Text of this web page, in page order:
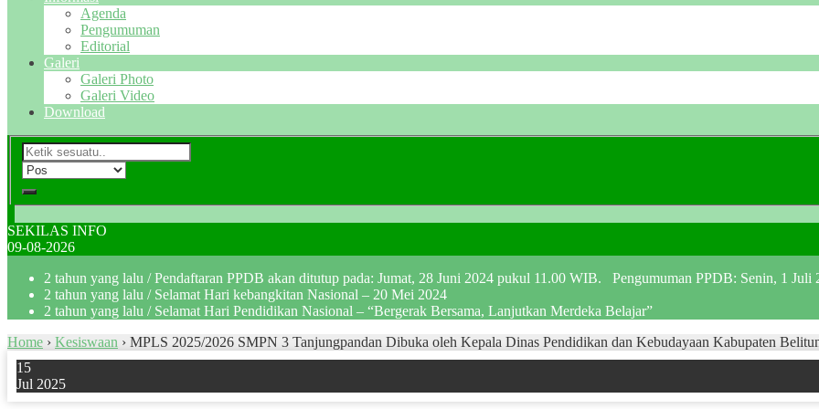
Agenda
Pengumuman
Editorial
Galeri
Galeri Photo
Galeri Video
Download
SEKILAS INFO
09-08-2026
2 tahun yang lalu / Pendaftaran PPDB akan ditutup pada: Jumat, 28 Juni 2024 pukul 11.00 WIB. Pengumuman PPDB: Senin, 1 Juli
2 tahun yang lalu / Selamat Hari kebangkitan Nasional – 20 Mei 2024
2 tahun yang lalu / Selamat Hari Pendidikan Nasional – “Bergerak Bersama, Lanjutkan Merdeka Belajar”
Home › Kesiswaan › MPLS 2025/2026 SMPN 3 Tanjungpandan Dibuka oleh Kepala Dinas Pendidikan dan Kebudayaan Kabupaten
15
Jul 2025